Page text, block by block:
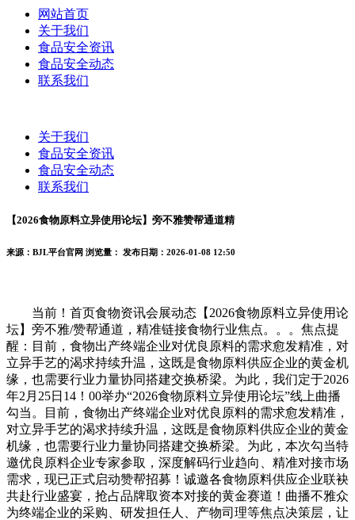
网站首页
关于我们
食品安全资讯
食品安全动态
联系我们
关于我们
食品安全资讯
食品安全动态
联系我们
【2026食物原料立异使用论坛】旁不雅赞帮通道精
来源：BJL平台官网 浏览量： 发布日期：2026-01-08 12:50
当前！首页食物资讯会展动态【2026食物原料立异使用论
坛】旁不雅/赞帮通道，精准链接食物行业焦点。。。焦点提
醒：目前，食物出产终端企业对优良原料的需求愈发精准，对
立异手艺的渴求持续升温，这既是食物原料供应企业的黄金机
缘，也需要行业力量协同搭建交换桥梁。为此，我们定于2026
年2月25日14！00举办“2026食物原料立异使用论坛”线上曲播
勾当。目前，食物出产终端企业对优良原料的需求愈发精准，
对立异手艺的渴求持续升温，这既是食物原料供应企业的黄金
机缘，也需要行业力量协同搭建交换桥梁。为此，本次勾当特
邀优良原料企业专家参取，深度解码行业趋向、精准对接市场
需求，现已正式启动赞帮招募！诚邀各食物原料供应企业联袂
共赴行业盛宴，抢占品牌取资本对接的黄金赛道！曲播不雅众
为终端企业的采购、研发担任人、产物司理等焦点决策层，让